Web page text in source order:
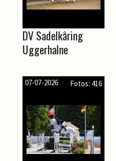
DV Sadelkåring
Uggerhalne
07-07-2026 Fotos: 416